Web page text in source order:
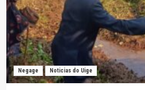
Negage Noticias do Uige